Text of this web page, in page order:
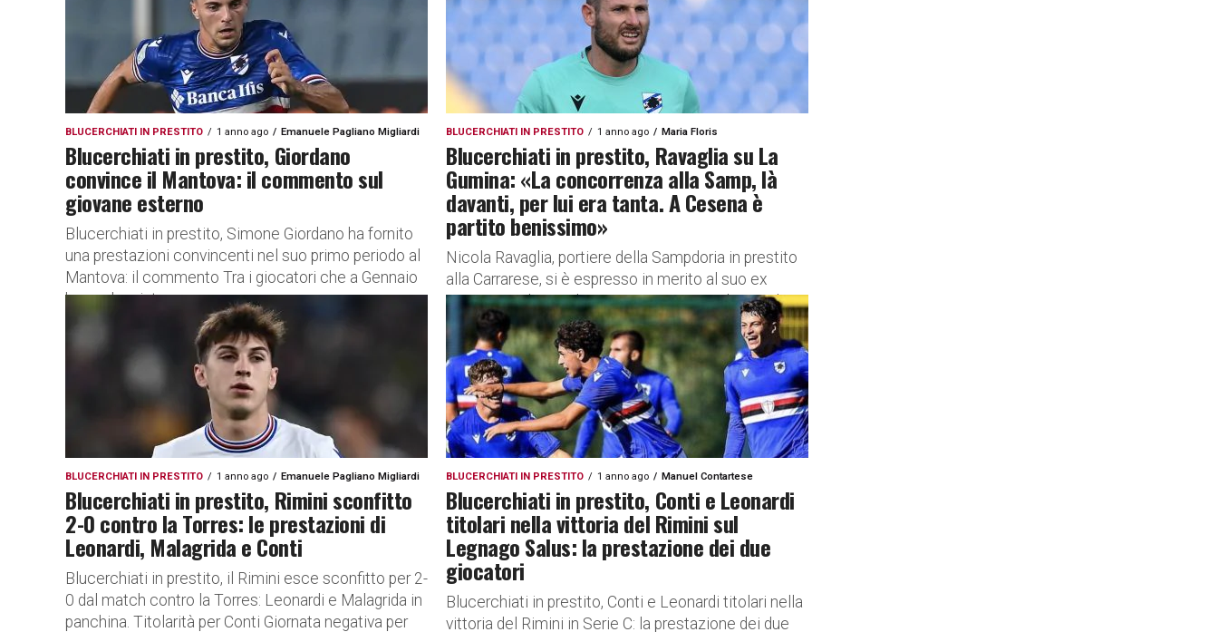
BLUCERCHIATI IN PRESTITO 1 anno ago Emanuele Pagliano Migliardi
Blucerchiati in prestito, Giordano
convince il Mantova: il commento sul
giovane esterno
Blucerchiati in prestito, Simone Giordano ha fornito
una prestazioni convincenti nel suo primo periodo al
Mantova: il commento Tra i giocatori che a Gennaio
hanno lasciato...
BLUCERCHIATI IN PRESTITO 1 anno ago Maria Floris
Blucerchiati in prestito, Ravaglia su La
Gumina: «La concorrenza alla Samp, là
davanti, per lui era tanta. A Cesena è
partito benissimo»
Nicola Ravaglia, portiere della Sampdoria in prestito
alla Carrarese, si è espresso in merito al suo ex
compagno di squadra La Gumina. Le parole Nicola
Ravaglia,...
BLUCERCHIATI IN PRESTITO 1 anno ago Emanuele Pagliano Migliardi
Blucerchiati in prestito, Rimini sconfitto
2-0 contro la Torres: le prestazioni di
Leonardi, Malagrida e Conti
Blucerchiati in prestito, il Rimini esce sconfitto per 2-
0 dal match contro la Torres: Leonardi e Malagrida in
panchina. Titolarità per Conti Giornata negativa per
BLUCERCHIATI IN PRESTITO 1 anno ago Manuel Contartese
Blucerchiati in prestito, Conti e Leonardi
titolari nella vittoria del Rimini sul
Legnago Salus: la prestazione dei due
giocatori
Blucerchiati in prestito, Conti e Leonardi titolari nella
vittoria del Rimini in Serie C: la prestazione dei due